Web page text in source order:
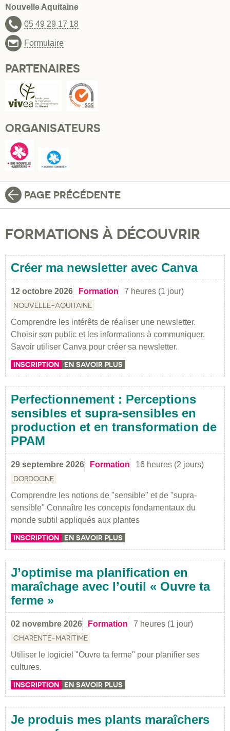
Nouvelle Aquitaine
05 49 29 17 18
Formulaire
PARTENAIRES
ORGANISATEURS
PAGE PRÉCÉDENTE
FORMATIONS À DÉCOUVRIR
Créer ma newsletter avec Canva
12 octobre 2026 Formation 7 heures (1 jour)
NOUVELLE-AQUITAINE
Comprendre les intérêts de réaliser une newsletter.
Choisir son public et les informations à communiquer.
Savoir utiliser Canva pour créer sa newsletter.
INSCRIPTION EN SAVOIR PLUS
Perfectionnement : Perceptions
sensibles et supra-sensibles en
production et en transformation de
PPAM
29 septembre 2026 Formation 16 heures (2 jours)
DORDOGNE
Comprendre les notions de "sensible" et de "supra-
sensible" Connaître les concepts fondamentaux du
monde subtil appliqués aux plantes
INSCRIPTION EN SAVOIR PLUS
J’optimise ma planification en
maraîchage avec l’outil « Ouvre ta
ferme »
02 novembre 2026 Formation 7 heures (1 jour)
CHARENTE-MARITIME
Utiliser le logiciel "Ouvre ta ferme" pour planifier ses
cultures.
INSCRIPTION EN SAVOIR PLUS
Je produis mes plants maraîchers